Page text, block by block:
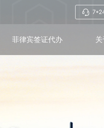
菲律宾签证代办